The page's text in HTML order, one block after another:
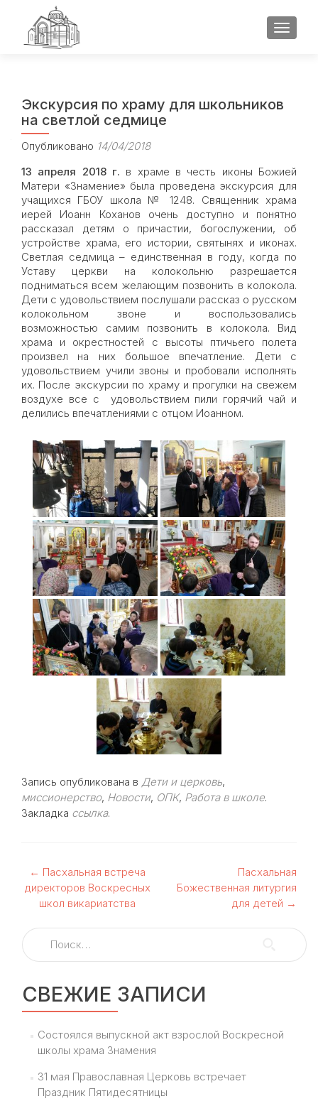
Экскурсия по храму для школьников
на светлой седмице
Опубликовано 14/04/2018
13 апреля 2018 г. в храме в честь иконы Божией
Матери «Знамение» была проведена экскурсия для
учащихся ГБОУ школа № 1248. Священник храма
иерей Иоанн Коханов очень доступно и понятно
рассказал детям о причастии, богослужении, об
устройстве храма, его истории, святынях и иконах.
Светлая седмица – единственная в году, когда по
Уставу церкви на колокольню разрешается
подниматься всем желающим позвонить в колокола.
Дети с удовольствием послушали рассказ о русском
колокольном звоне и воспользовались
возможностью самим позвонить в колокола. Вид
храма и окрестностей с высоты птичьего полета
произвел на них большое впечатление. Дети с
удовольствием учили звоны и пробовали исполнять
их. После экскурсии по храму и прогулки на свежем
воздухе все с удовольствием пили горячий чай и
делились впечатлениями с отцом Иоанном.
Запись опубликована в Дети и церковь,
миссионерство, Новости, ОПК, Работа в школе.
Закладка ссылка.
Навигация
по
записям
← Пасхальная встреча
директоров Воскресных
школ викариатства
Пасхальная
Божественная литургия
для детей →
Найти:
СВЕЖИЕ ЗАПИСИ
Состоялся выпускной акт взрослой Воскресной
школы храма Знамения
31 мая Православная Церковь встречает
Праздник Пятидесятницы